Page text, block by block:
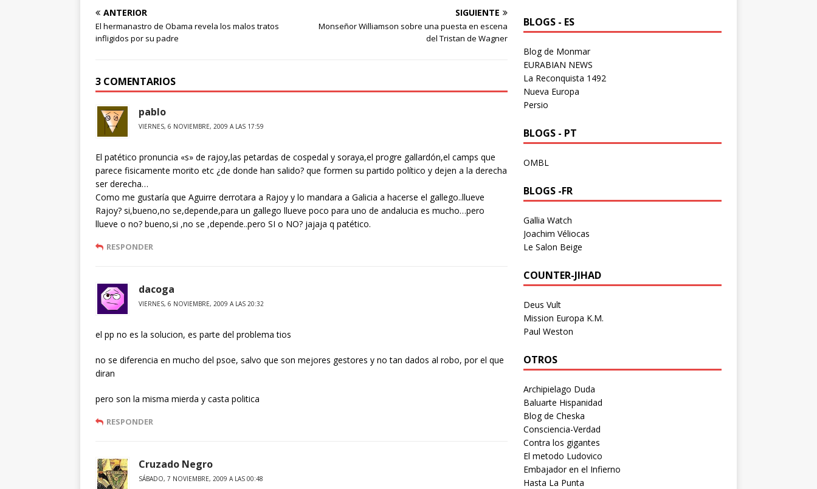
ANTERIOR
El hermanastro de Obama revela los malos tratos
infligidos por su padre
SIGUIENTE
Monseñor Williamson sobre una puesta en escena
del Tristan de Wagner
3 COMENTARIOS
pablo
VIERNES, 6 NOVIEMBRE, 2009 A LAS 17:59
El patético pronuncia «s» de rajoy,las petardas de cospedal y soraya,el progre gallardón,el camps que
parece fisicamente morito etc ¿de donde han salido? que formen su partido político y dejen a la derecha
ser derecha…
Como me gustaría que Aguirre derrotara a Rajoy y lo mandara a Galicia a hacerse el gallego..llueve
Rajoy? si,bueno,no se,depende,para un gallego llueve poco para uno de andalucia es mucho…pero
llueve o no? bueno,si ,no se ,depende..pero SI o NO? jajaja q patético.
RESPONDER
dacoga
VIERNES, 6 NOVIEMBRE, 2009 A LAS 20:32
el pp no es la solucion, es parte del problema tios
no se diferencia en mucho del psoe, salvo que son mejores gestores y no tan dados al robo, por el que
diran
pero son la misma mierda y casta politica
RESPONDER
Cruzado Negro
SÁBADO, 7 NOVIEMBRE, 2009 A LAS 00:48
BLOGS - ES
Blog de Monmar
EURABIAN NEWS
La Reconquista 1492
Nueva Europa
Persio
BLOGS - PT
OMBL
BLOGS -FR
Gallia Watch
Joachim Véliocas
Le Salon Beige
COUNTER-JIHAD
Deus Vult
Mission Europa K.M.
Paul Weston
OTROS
Archipielago Duda
Baluarte Hispanidad
Blog de Cheska
Consciencia-Verdad
Contra los gigantes
El metodo Ludovico
Embajador en el Infierno
Hasta La Punta